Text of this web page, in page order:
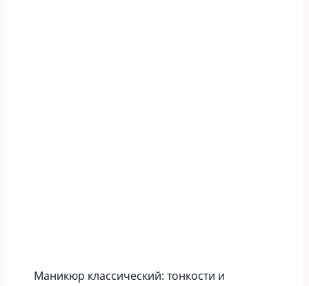
Маникюр классический: тонкости и